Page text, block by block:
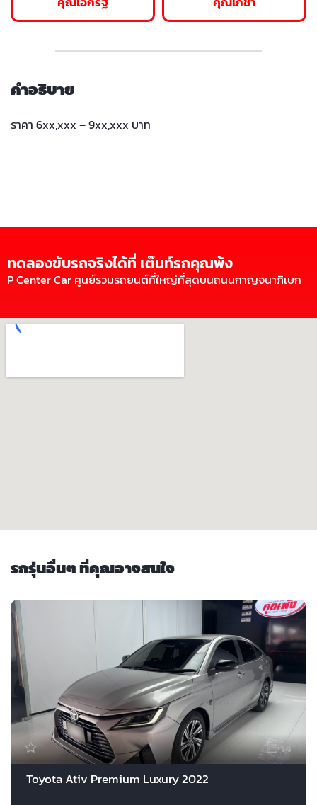
คำอธิบาย
ราคา 6xx,xxx – 9xx,xxx บาท
ทดลองขับรถจริงได้ที่ เต๊นท์รถคุณพ้ง
P Center Car ศูนย์รวมรถยนต์ที่ใหญ่ที่สุดบนถนนกาญจนาภิเษก
รถรุ่นอื่นๆ ที่คุณอาจสนใจ
14
Toyota Ativ Premium Luxury 2022